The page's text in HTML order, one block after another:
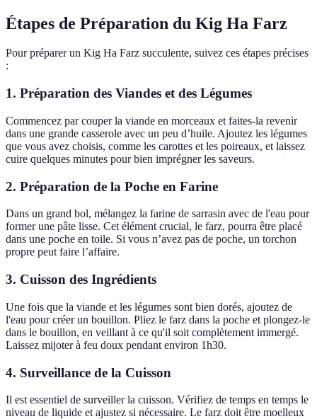
Étapes de Préparation du Kig Ha Farz
Pour préparer un Kig Ha Farz succulente, suivez ces étapes précises
:
1. Préparation des Viandes et des Légumes
Commencez par couper la viande en morceaux et faites-la revenir
dans une grande casserole avec un peu d’huile. Ajoutez les légumes
que vous avez choisis, comme les carottes et les poireaux, et laissez
cuire quelques minutes pour bien imprégner les saveurs.
2. Préparation de la Poche en Farine
Dans un grand bol, mélangez la farine de sarrasin avec de l'eau pour
former une pâte lisse. Cet élément crucial, le farz, pourra être placé
dans une poche en toile. Si vous n’avez pas de poche, un torchon
propre peut faire l’affaire.
3. Cuisson des Ingrédients
Une fois que la viande et les légumes sont bien dorés, ajoutez de
l'eau pour créer un bouillon. Pliez le farz dans la poche et plongez-le
dans le bouillon, en veillant à ce qu'il soit complètement immergé.
Laissez mijoter à feu doux pendant environ 1h30.
4. Surveillance de la Cuisson
Il est essentiel de surveiller la cuisson. Vérifiez de temps en temps le
niveau de liquide et ajustez si nécessaire. Le farz doit être moelleux